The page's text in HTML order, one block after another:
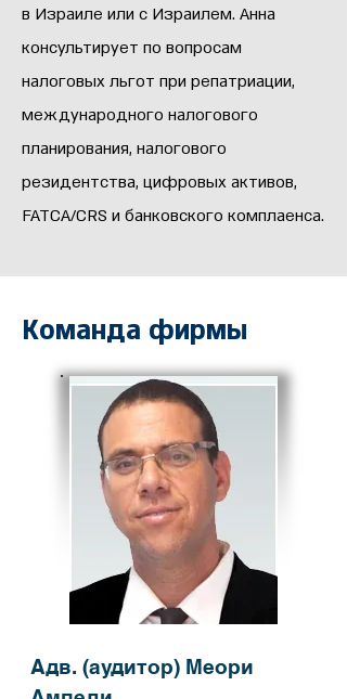
в Израиле или с Израилем. Анна
консультирует по вопросам
налоговых льгот при репатриации,
международного налогового
планирования, налогового
резидентства, цифровых активов,
FATCA/CRS и банковского комплаенса.
Команда фирмы
Адв. (аудитор) Меори